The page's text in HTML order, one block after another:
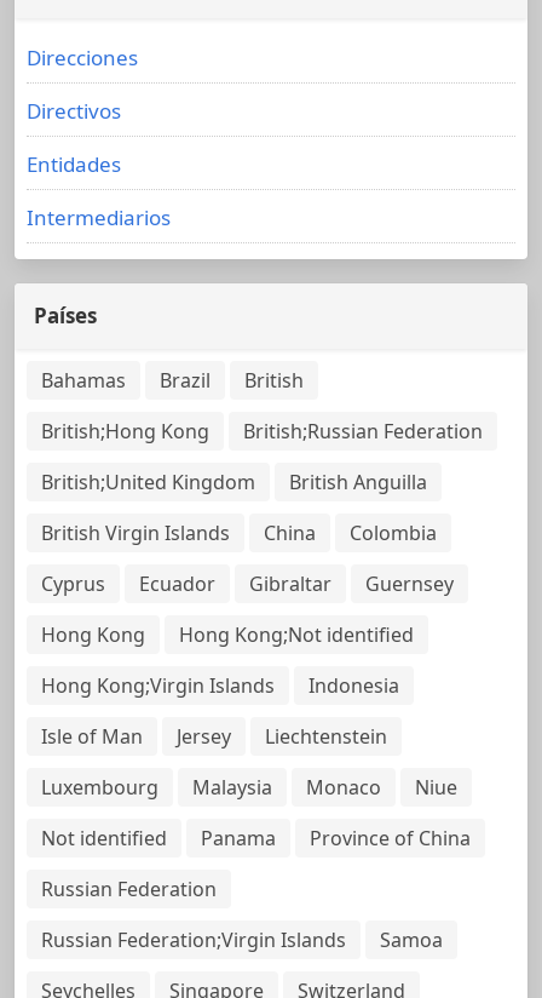
Direcciones
Directivos
Entidades
Intermediarios
Países
Bahamas Brazil
British
British;Hong Kong
British;Russian Federation
British;United Kingdom
British Anguilla
British Virgin Islands
China
Colombia
Cyprus
Ecuador Gibraltar
Guernsey
Hong Kong
Hong Kong;Not identified
Hong Kong;Virgin Islands
Indonesia
Isle of Man
Jersey
Liechtenstein
Luxembourg
Malaysia Monaco
Niue
Not identified
Panama
Province of China
Russian Federation
Russian Federation;Virgin Islands
Samoa
Seychelles
Singapore Switzerland